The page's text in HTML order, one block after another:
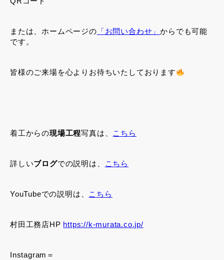
または、ホームページの 「お問い合わせ」からでも可能
です。
皆様のご来場を心よりお待ちいたしております
着工からの現場工程写真は、 こちら
詳しいブログでの説明は、 こちら
YouTubeでの説明は、 こちら
村田工務店HP https://k-murata.co.jp/
Instagram＝